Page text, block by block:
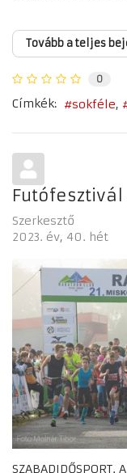
Tovább a teljes
0
Címkék:
sokféle
Futófesztivál
Szerkesztő
2023. év 40. hét